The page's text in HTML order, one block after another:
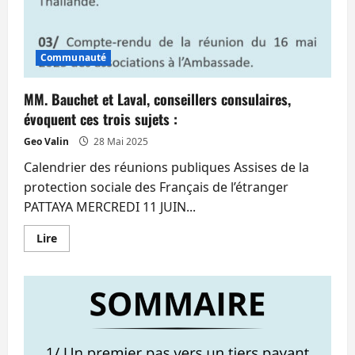
sur
Communauté
MM. Bauchet et Laval, conseillers consulaires,
évoquent ces trois sujets :
Geo Valin 28 Mai 2025
Calendrier des réunions publiques Assises de la
protection sociale des Français de l’étranger
PATTAYA MERCREDI 11 JUIN...
LireEn
savoir
Bauchet
conseillers
évoquent